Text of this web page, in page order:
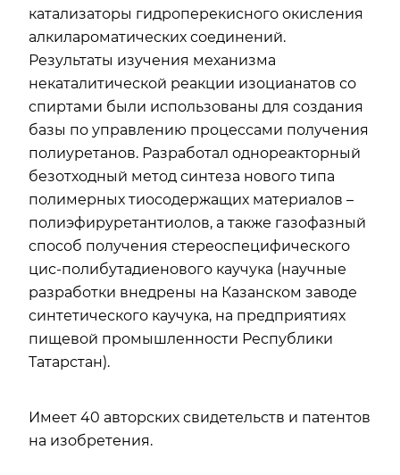
катализаторы гидроперекисного окисления
алкилароматических соединений.
Результаты изучения механизма
некаталитической реакции изоцианатов со
спиртами были использованы для создания
базы по управлению процессами получения
полиуретанов. Разработал однореакторный
безотходный метод синтеза нового типа
полимерных тиосодержащих материалов –
полиэфируретантиолов, а также газофазный
способ получения стереоспецифического
цис-полибутадиенового каучука (научные
разработки внедрены на Казанском заводе
синтетического каучука, на предприятиях
пищевой промышленности Республики
Татарстан).
Имеет 40 авторских свидетельств и патентов
на изобретения.